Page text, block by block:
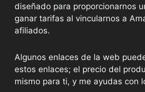
diseñado para proporcionarnos
ganar tarifas al vincularnos a
afiliados.
Algunos enlaces de la web
estos enlaces; el precio del
mismo para ti, y me ayudas con